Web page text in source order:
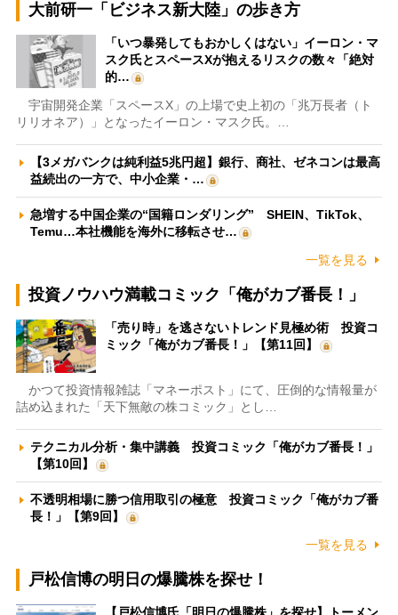
大前研一「ビジネス新大陸」の歩き方
「いつ暴発してもおかしくはない」イーロン・マ
スク氏とスペースXが抱えるリスクの数々「絶対
的…
宇宙開発企業「スペースX」の上場で史上初の「兆万長者（ト
リリオネア）」となったイーロン・マスク氏。…
【3メガバンクは純利益5兆円超】銀行、商社、ゼネコンは最高
益続出の一方で、中小企業・…
急増する中国企業の“国籍ロンダリング” SHEIN、TikTok、
Temu…本社機能を海外に移転させ…
一覧を見る
投資ノウハウ満載コミック「俺がカブ番長！」
「売り時」を逃さないトレンド見極め術 投資コ
ミック「俺がカブ番長！」【第11回】
かつて投資情報雑誌「マネーポスト」にて、圧倒的な情報量が
詰め込まれた「天下無敵の株コミック」とし…
テクニカル分析・集中講義 投資コミック「俺がカブ番長！」
【第10回】
不透明相場に勝つ信用取引の極意 投資コミック「俺がカブ番
長！」【第9回】
一覧を見る
戸松信博の明日の爆騰株を探せ！